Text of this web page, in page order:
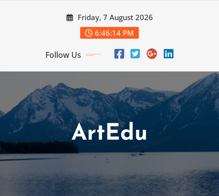
Friday, 7 August 2026
6:46:16 PM
Follow Us
ArtEdu